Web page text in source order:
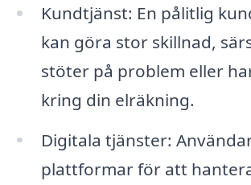
Kundtjänst: En pålitlig
kan göra stor skillnad,
stöter på problem eller
kring din elräkning.
Digitala tjänster:
plattformar för att